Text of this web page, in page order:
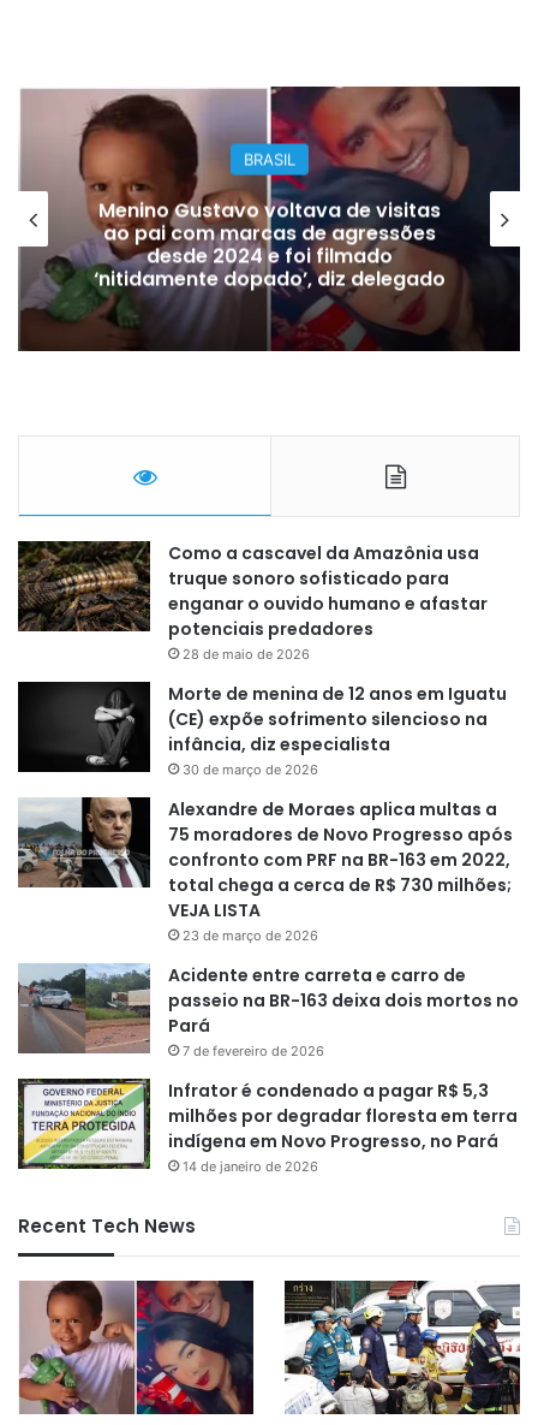
GERAL
Ataque a tiros em escola na
Tailândia deixa 7 mortos; atirador
também matou os avós
Como a cascavel da Amazônia usa
truque sonoro sofisticado para
enganar o ouvido humano e afastar
potenciais predadores
28 de maio de 2026
Morte de menina de 12 anos em Iguatu
(CE) expõe sofrimento silencioso na
infância, diz especialista
30 de março de 2026
Alexandre de Moraes aplica multas a
75 moradores de Novo Progresso após
confronto com PRF na BR-163 em 2022,
total chega a cerca de R$ 730 milhões;
VEJA LISTA
23 de março de 2026
Acidente entre carreta e carro de
passeio na BR-163 deixa dois mortos no
Pará
7 de fevereiro de 2026
Infrator é condenado a pagar R$ 5,3
milhões por degradar floresta em terra
indígena em Novo Progresso, no Pará
14 de janeiro de 2026
Recent Tech News